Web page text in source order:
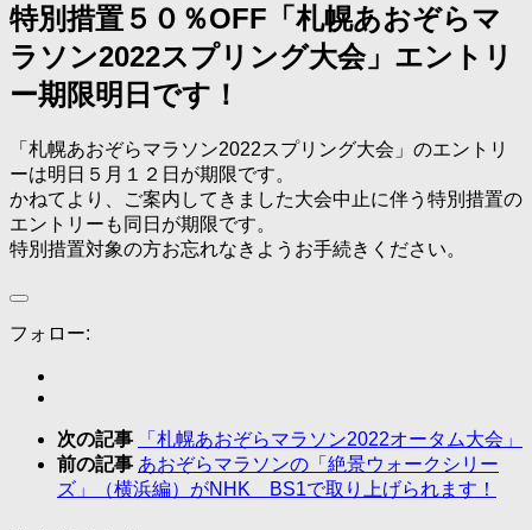
特別措置５０％OFF「札幌あおぞらマ
ラソン2022スプリング大会」エントリ
ー期限明日です！
「札幌あおぞらマラソン2022スプリング大会」のエントリ
ーは明日５月１２日が期限です。
かねてより、ご案内してきました大会中止に伴う特別措置の
エントリーも同日が期限です。
特別措置対象の方お忘れなきようお手続きください。
フォロー:
次の記事
「札幌あおぞらマラソン2022オータム大会」
前の記事 あおぞらマラソンの「絶景ウォークシリー
ズ」（横浜編）がNHK BS1で取り上げられます！